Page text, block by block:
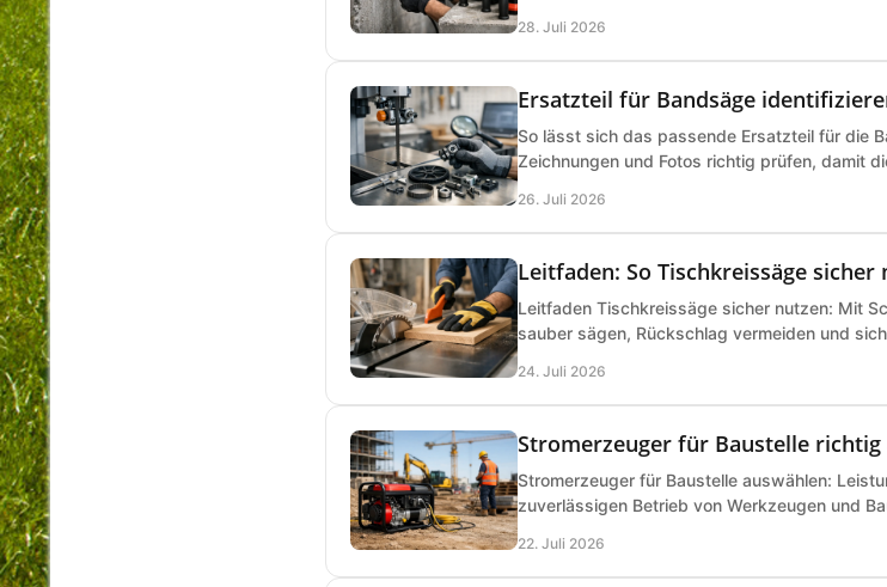
28. Juli 2026
Ersatzteil für Bandsäge
So lässt sich das passende Ersatzteil für die
Zeichnungen und Fotos richtig prüfen, damit
26. Juli 2026
Leitfaden: So Tischkreissäge sicher
Leitfaden Tischkreissäge sicher nutzen: Mit
sauber sägen, Rückschlag vermeiden und
24. Juli 2026
Stromerzeuger für Baustelle richtig
Stromerzeuger für Baustelle auswählen:
zuverlässigen Betrieb von Werkzeugen und
22. Juli 2026